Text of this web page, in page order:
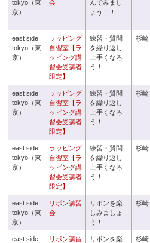
tokyo（東
京）
会
んでみまし
ょう！！
east side
tokyo（東
京）
ラッピング
自習室【ラ
ッピング講
習会受講者
限定】
練習・質問
を繰り返し
上手くなろ
う！
杉崎
east side
tokyo（東
京）
ラッピング
自習室【ラ
ッピング講
習会受講者
限定】
練習・質問
を繰り返し
上手くなろ
う！
杉崎
east side
tokyo（東
京）
ラッピング
自習室【ラ
ッピング講
習会受講者
限定】
練習・質問
を繰り返し
上手くなろ
う！
杉崎
east side
tokyo（東
京）
リボン講習
会
リボンを楽
しみましょ
う！
杉崎
east side
リボン講習
リボンを楽
杉崎